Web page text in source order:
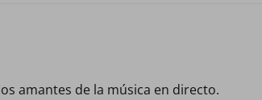
amantes de la música en directo.